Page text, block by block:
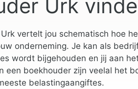
Urk
vertelt jou schematisch hoe
onderneming. Je kan als
wordt bijgehouden en jij aan
een boekhouder zijn veelal het
belastingaangiftes.